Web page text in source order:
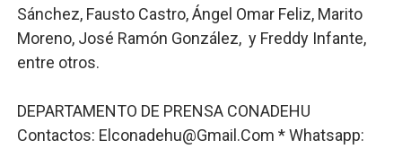
Sánchez, Fausto Castro, Ángel Omar Feliz, Marito
Moreno, José Ramón González, y Freddy Infante,
entre otros.
DEPARTAMENTO DE PRENSA CONADEHU
Contactos: Elconadehu@Gmail.Com * Whatsapp: